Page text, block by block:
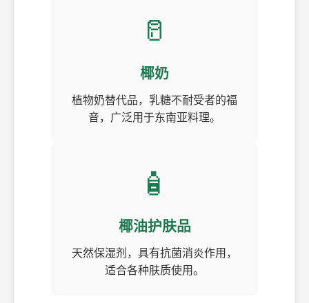
🥛
椰奶
植物奶替代品，乳糖不耐受者的福
音，广泛用于东南亚料理。
🧴
椰油护肤品
天然保湿剂，具有抗菌消炎作用，
适合各种肤质使用。